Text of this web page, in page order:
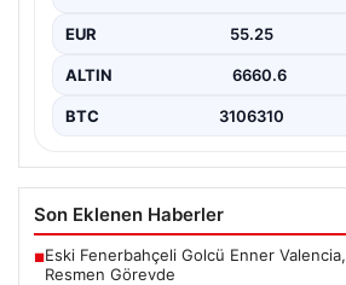
EUR 55.25
ALTIN 6660.6
BTC 3106310
Son Eklenen Haberler
■Eski Fenerbahçeli Golcü Enner
Resmen Görevde